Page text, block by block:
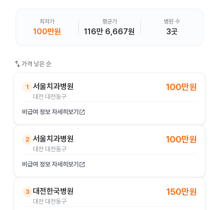
최저가
100만원
평균가
116만 6,667원
병원 수
3곳
swap_vert 가격 낮은 순
1 서울치과병원
대전 대전동구
100만원
비급여 정보 자세히보기 open_in_new
2 서울치과병원
대전 대전동구
100만원
비급여 정보 자세히보기 open_in_new
3 대전한국병원
대전 대전동구
150만원